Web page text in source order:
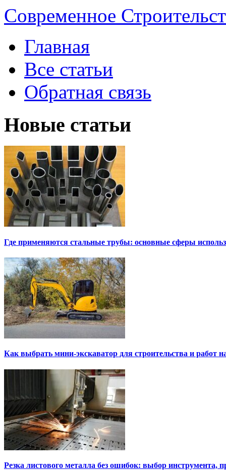
Современное
Главная
Все статьи
Обратная связь
Новые статьи
Где применяются стальные трубы: основные сферы
Как выбрать мини-экскаватор для строительства и работ
Резка листового металла без ошибок: выбор инструмента,